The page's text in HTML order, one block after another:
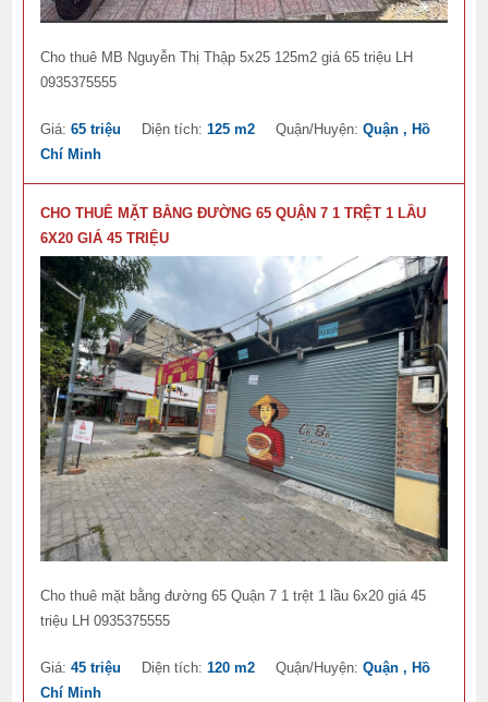
Cho thuê MB Nguyễn Thị Thập 5x25 125m2 giá 65 triệu LH
0935375555
Giá:65 triệu Diện tích:125 m2 Quận/Huyện:Quận , Hồ
Chí Minh
CHO THUÊ MẶT BẰNG ĐƯỜNG 65 QUẬN 7 1 TRỆT 1 LẦU
6X20 GIÁ 45 TRIỆU
Cho thuê mặt bằng đường 65 Quận 7 1 trệt 1 lầu 6x20 giá 45
triệu LH 0935375555
Giá:45 triệu Diện tích:120 m2 Quận/Huyện:Quận , Hồ
Chí Minh